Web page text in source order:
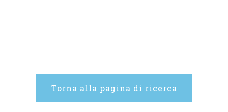
Torna alla pagina di ricerca